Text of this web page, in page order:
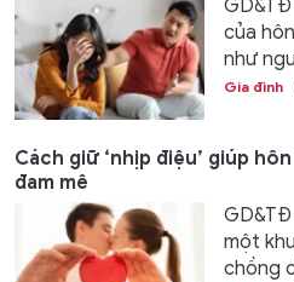
của
như
Gia đình
Cách giữ ‘nhịp điệu’ giúp
đam mê
một
chồng